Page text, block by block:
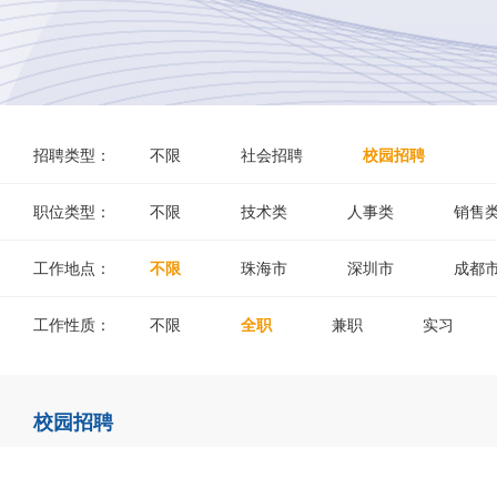
招聘类型： 不限 社会招聘 校园招聘
职位类型： 不限 技术类 人事类 销售
工作地点： 不限 珠海市 深圳市 成都
工作性质： 不限 全职 兼职 实习
校园招聘